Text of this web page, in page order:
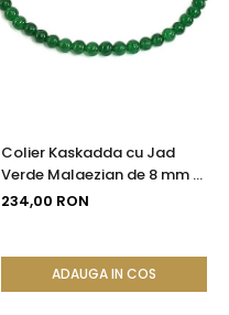
Colier Kaskadda cu Jad
Verde Malaezian de 8 mm si
Inchizatoare din Argint |
234,00 RON
ADAUGA IN COS